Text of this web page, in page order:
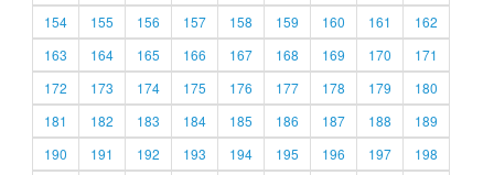
154
155 156 157 158 159 160 161
162
163
164 165 166 167 168 169 170
171
172
173 174 175 176 177 178 179
180
181
182 183 184 185 186 187 188
189
190
191 192 193 194 195 196 197
198